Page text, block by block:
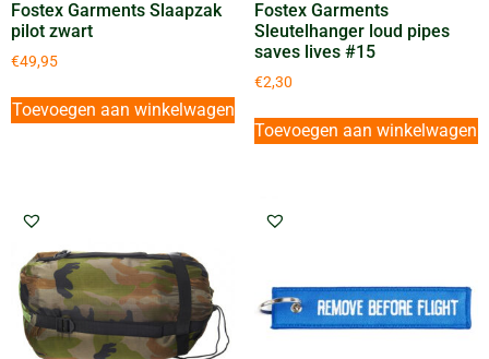
Fostex Garments Slaapzak
pilot zwart
€49,95
Toevoegen aan winkelwagen
Fostex Garments
Sleutelhanger loud pipes
saves lives #15
€2,30
Toevoegen aan winkelwagen